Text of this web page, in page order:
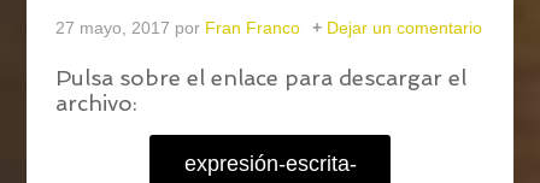
27 mayo, 2017 por Fran Franco Dejar un comentario
Pulsa sobre el enlace para descargar el
archivo:
expresión-escrita-